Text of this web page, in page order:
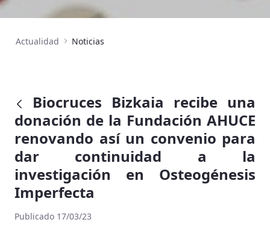
Actualidad Noticias
Biocruces Bizkaia recibe una
donación de la Fundación AHUCE
renovando así un convenio para
dar continuidad a la
investigación en Osteogénesis
Imperfecta
Publicado 17/03/23